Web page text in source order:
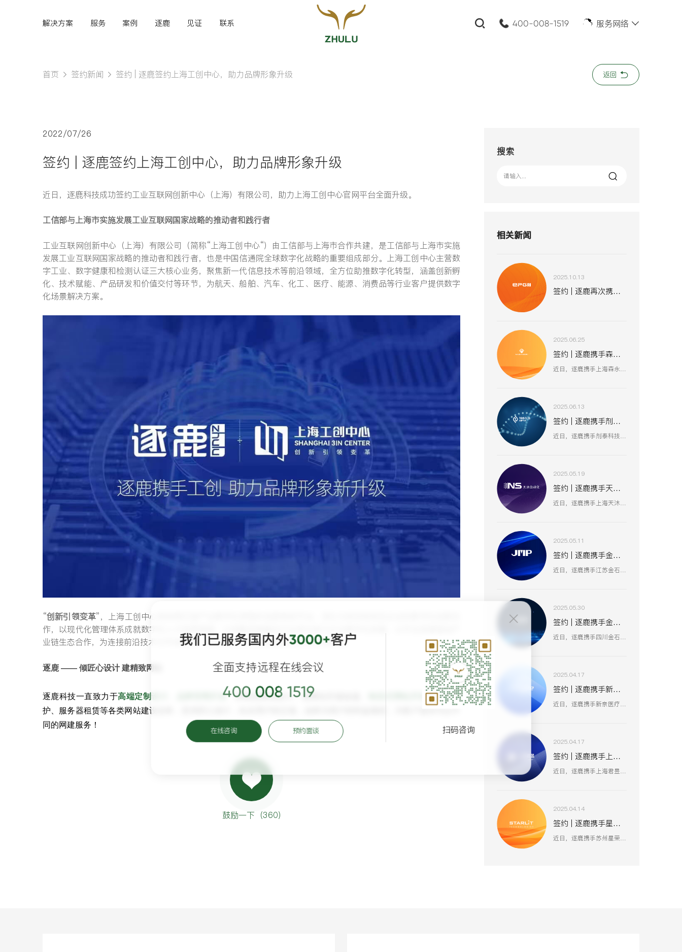
解决方案 服务 案例 逐鹿 见证 联系 400-008-1519 服务网络
首页 签约新闻 签约 | 逐鹿签约上海工创中心，助力品牌形象升级 返回
2022/07/26
签约 | 逐鹿签约上海工创中心，助力品牌形象升级
近日，逐鹿科技成功签约工业互联网创新中心（上海）有限公司，助力上海工创中心官网平台全面升级。
工信部与上海市实施发展工业互联网国家战略的推动者和践行者
工业互联网创新中心（上海）有限公司（简称“上海工创中心“）由工信部与上海市合作共建，是工信部与上海市实施
发展工业互联网国家战略的推动者和践行者，也是中国信通院全球数字化战略的重要组成部分。上海工创中心主营数
字工业、数字健康和检测认证三大核心业务，聚焦新一代信息技术等前沿领域，全方位助推数字化转型，涵盖创新孵
化、技术赋能、产品研发和价值交付等环节，为航天、船舶、汽车、化工、医疗、能源、消费品等行业客户提供数字
化场景解决方案。
“创新引领变革”，上海工创中心将持续打造产业数字化转型的信息枢纽平台，深化与政府机构及企业的数字化创新合
作，以现代化管理体系成就数字化人才培养通道，以战略思维融合行业洞见助力企业数字化发展，以平台资源驱动产
业链生态合作，为连接前沿技术与市场应用、实现强大的工业互联网生态体系而奋斗。
逐鹿 —— 倾匠心设计 建精致网站
逐鹿科技一直致力于高端定制设计 品牌官网开发、营销型网站设计、老网站升级改版、 响应式网站开发、网站维
护、服务器租赁等各类网站建设业务，坚持匠心设计，站在用户的立场，始终为用户的利益着想，为客户提供与众不
同的网建服务！
鼓励一下（360）
搜索
相关新闻
2025.10.13
签约 | 逐鹿再次携手易普集 助力全球化战略布局
2025.06.25
签约 | 逐鹿携手森永股份 数智赋能工业装备新生态
近日，逐鹿携手上海森永工程设备股份有限公司，聚焦工业装备数智化升级，以创新技术驱动压力容器、核电设备等业务流程优化，助力上海森永在高端装备制造、跨行业服务中突破创新，开启工业装备数智化发展新征程 。
2025.06.13
签约 | 逐鹿携手剂泰科技 AI 赋能生物医药新征程
近日，逐鹿携手剂泰科技，聚焦 AI 驱动纳米材料创新，以数智化融合助力靶向药物递送与研发技术突破，赋能剂泰科技在疾病治疗新疗法探索、AI 平台迭代升级中加速前行，共筑生物医药数智化创新生态 。
2025.05.19
签约 | 逐鹿携手天沐自动化 数智赋能工业创新生态
近日，逐鹿携手上海天沐自动化仪表有限公司，聚焦数智化技术融合，以创新驱动工业场景升级，助力天沐自动化在智能制造、传感器研发等业务板块，深化数智应用，开启高效协同、精准创新的发展新篇 。
2025.05.11
签约 | 逐鹿携手金石集团 数智赋能油气装备产业升级
近日，逐鹿携手江苏金石机械集团（原金浦机械厂、金湖石油机械有限公司 ），以数智化技术为引擎，聚焦油气装备产业创新升级，助力金石集团在研发、生产、服务全流程提效，驱动高压油气井口装备等业务开启数智化增长新篇 。
2025.05.30
签约 | 逐鹿携手金石亚药 数智赋能医药产业新增长
近日，逐鹿携手四川金石亚洲医药股份有限公司，以数智化手段赋能医药产业升级，聚焦创新驱动与价值深挖，助力金石亚药在医药健康、新材料及机械设备等业务板块，开启高效增长、精准运营的全新阶段 。
2025.04.17
签约 | 逐鹿携手新奈 数据赋能品牌策略升级
近日，逐鹿携手新奈医疗，数据赋能品牌策略升级，以创新为驱动，以用户为中心，助力其开启品牌增长新纪元。
2025.04.17
签约 | 逐鹿携手上海君昱 打造数字营销新生态
近日，逐鹿携手上海君昱信息科技有限公司，赋能品牌形象数字化，以全新的互联网形象为品牌营销赋能。
2025.04.14
签约 | 逐鹿携手星荣 焕新升级品牌官网
近日，逐鹿携手苏州星荣汽车技术有限公司，助力为旌科技数字化官网平台全面升级，赋能品牌形象数字化，以全新形象为品牌营销赋能。
关闭
认真聆听您的需求
是我们最重要的工作之
一...
您的需求:
我们已服务国内外3000+客户
全面支持远程在线会议
400 008 1519
在线咨询 预约面谈 扫码咨询